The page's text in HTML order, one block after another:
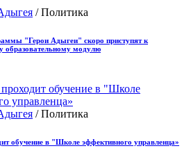
/ Политика
"Герои Адыгеи" скоро приступят к
образовательному модулю
/ Политика
обучение в "Школе эффективного управленца»